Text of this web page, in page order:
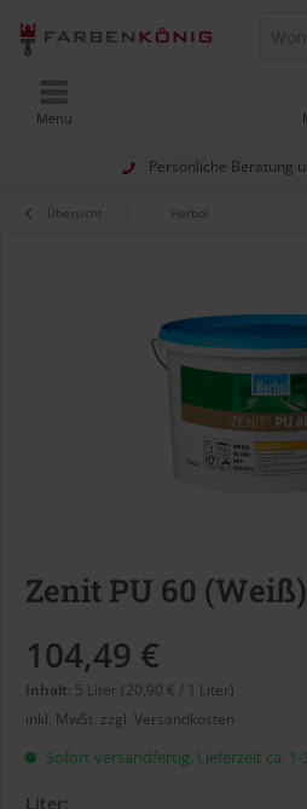
Persönliche Beratung
Menü
Übersicht Herbol
Zenit PU 60 (Weiß)
104,49 €
Inhalt: 5 Liter (20,90 € / 1 Liter)
inkl. MwSt. zzgl. Versandkosten
Sofort versandfertig, Lieferzeit ca.
Liter: